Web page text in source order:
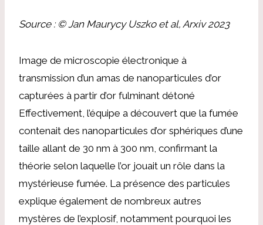
Source : © Jan Maurycy Uszko et al, Arxiv 2023
Image de microscopie électronique à
transmission d’un amas de nanoparticules d’or
capturées à partir d’or fulminant détoné
Effectivement, l’équipe a découvert que la fumée
contenait des nanoparticules d’or sphériques d’une
taille allant de 30 nm à 300 nm, confirmant la
théorie selon laquelle l’or jouait un rôle dans la
mystérieuse fumée. La présence des particules
explique également de nombreux autres
mystères de l’explosif, notamment pourquoi les